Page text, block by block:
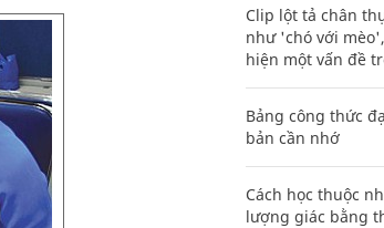
Clip lột tả chân
như 'chó với
hiện một vấn đề
Bảng công thức
bản cần nhớ
Cách học thuộc
lượng giác bằng